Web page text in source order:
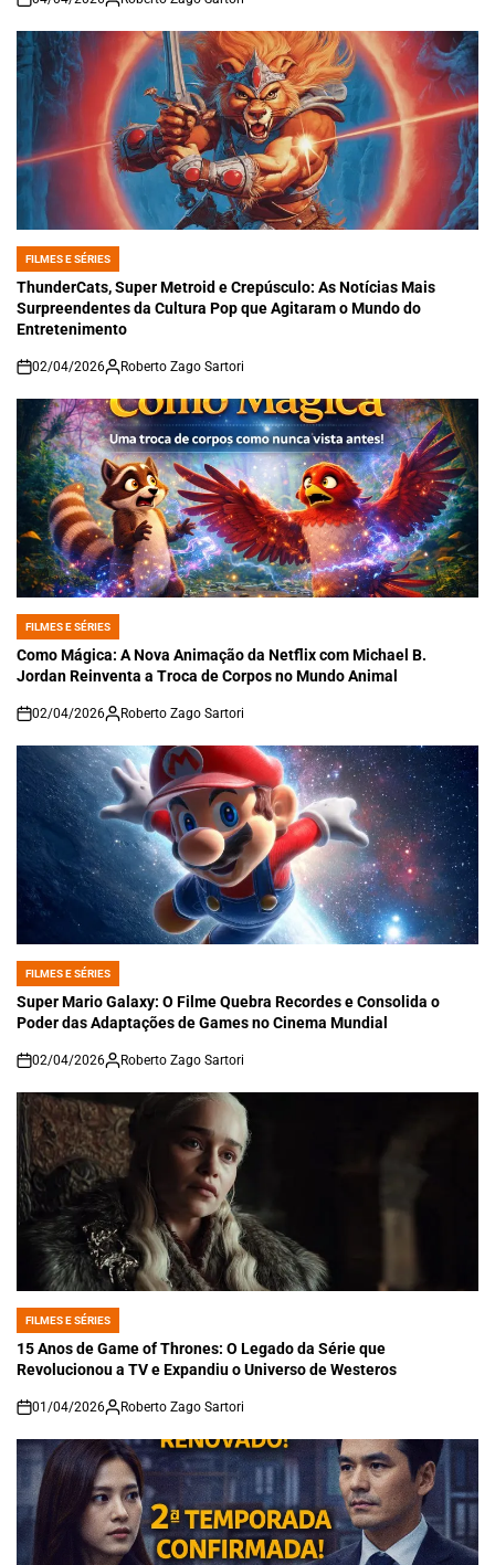
on
POSTED
IN
FILMES E SÉRIES
ThunderCats, Super Metroid e Crepúsculo: As Notícias Mais
Surpreendentes da Cultura Pop que Agitaram o Mundo do
Entretenimento
on
02/04/2026 Roberto Zago Sartori
POSTED
IN
FILMES E SÉRIES
Como Mágica: A Nova Animação da Netflix com Michael B.
Jordan Reinventa a Troca de Corpos no Mundo Animal
on
02/04/2026 Roberto Zago Sartori
POSTED
IN
FILMES E SÉRIES
Super Mario Galaxy: O Filme Quebra Recordes e Consolida o
Poder das Adaptações de Games no Cinema Mundial
on
02/04/2026 Roberto Zago Sartori
POSTED
IN
FILMES E SÉRIES
15 Anos de Game of Thrones: O Legado da Série que
Revolucionou a TV e Expandiu o Universo de Westeros
on
01/04/2026 Roberto Zago Sartori